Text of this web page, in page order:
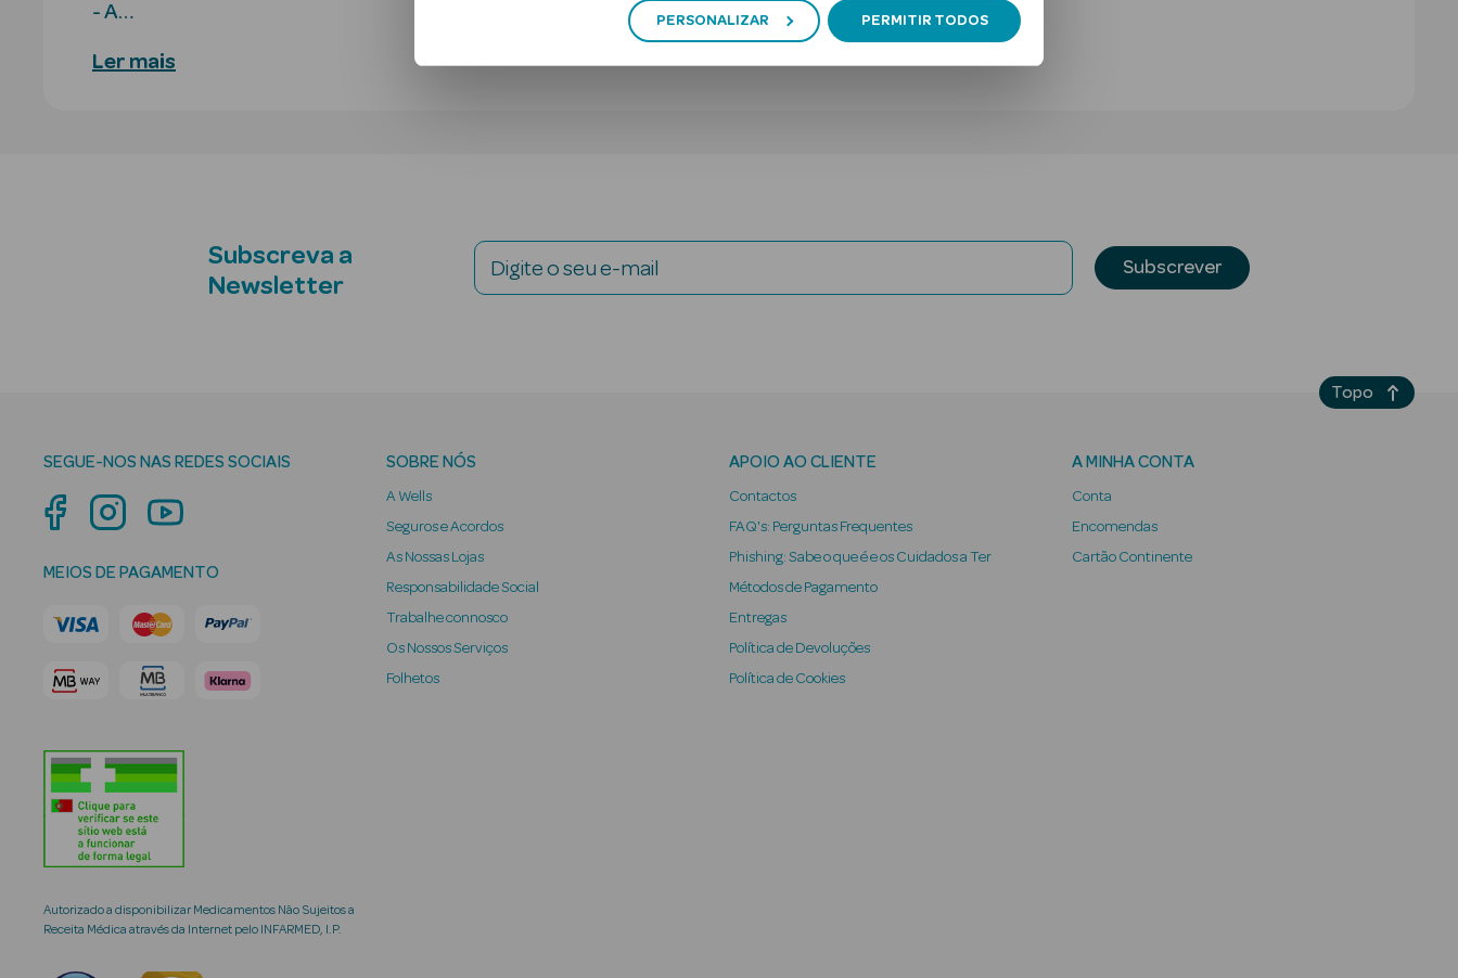
PERSONALIZAR PERMITIR TODOS
- A…
Ler mais
Subscreva a
Newsletter
Digite o seu e-mail Subscrever
SEGUE-NOS NAS REDES SOCIAIS
MEIOS DE PAGAMENTO
Autorizado a disponibilizar Medicamentos Não Sujeitos a
Receita Médica através da Internet pelo INFARMED, I.P.
SOBRE NÓS
A Wells
Seguros e Acordos
As Nossas Lojas
Responsabilidade Social
Trabalhe connosco
Os Nossos Serviços
Folhetos
APOIO AO CLIENTE
Contactos
FAQ's: Perguntas Frequentes
Phishing: Sabe o que é e os Cuidados a Ter
Métodos de Pagamento
Entregas
Política de Devoluções
Política de Cookies
A MINHA CONTA
Conta
Encomendas
Cartão Continente
Topo